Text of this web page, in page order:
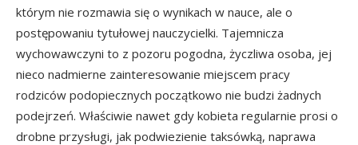
którym nie rozmawia się o wynikach w nauce, ale o
postępowaniu tytułowej nauczycielki. Tajemnicza
wychowawczyni to z pozoru pogodna, życzliwa osoba, jej
nieco nadmierne zainteresowanie miejscem pracy
rodziców podopiecznych początkowo nie budzi żadnych
podejrzeń. Właściwie nawet gdy kobieta regularnie prosi o
drobne przysługi, jak podwiezienie taksówką, naprawa